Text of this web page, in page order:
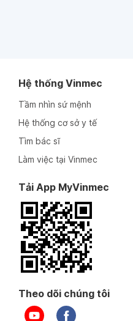
Hệ thống Vinmec
Tầm nhìn sứ mệnh
Hệ thống cơ sở y tế
Tìm bác sĩ
Làm việc tại Vinmec
Tải App MyVinmec
Theo dõi chúng tôi